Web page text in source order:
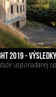
2019 -
usporiadanej